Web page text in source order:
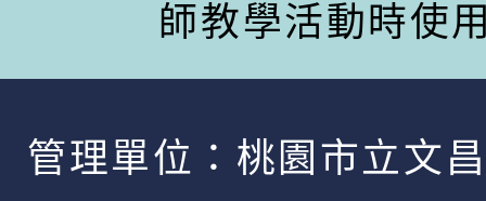
師教學活動時使
管理單位： 桃園市立文